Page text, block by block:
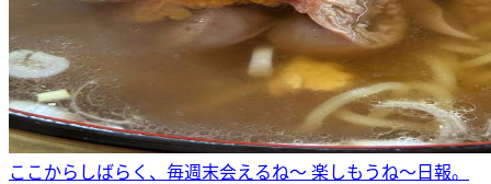
ここからしばらく、毎週末会えるね〜 楽しもうね〜 日報。